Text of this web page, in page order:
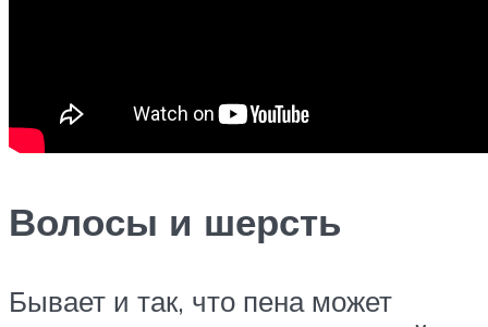
Волосы и шерсть
Бывает и так, что пена может